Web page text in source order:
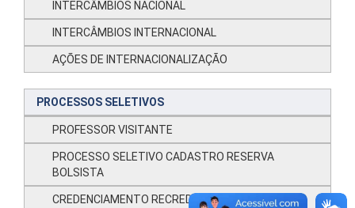
INTERCÂMBIOS NACIONAL
INTERCÂMBIOS INTERNACIONAL
AÇÕES DE INTERNACIONALIZAÇÃO
PROCESSOS SELETIVOS
PROFESSOR VISITANTE
PROCESSO SELETIVO CADASTRO RESERVA
BOLSISTA
CREDENCIAMENTO RECREDENCIAMENTO